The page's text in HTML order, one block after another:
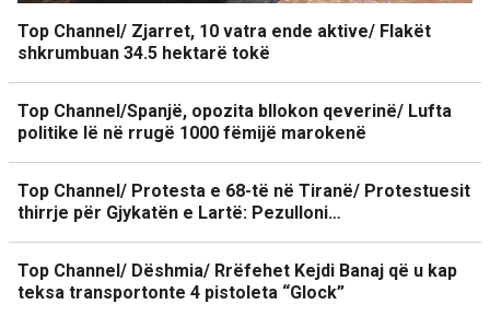
Top Channel/ Zjarret, 10 vatra ende aktive/ Flakët
shkrumbuan 34.5 hektarë tokë
Top Channel/Spanjë, opozita bllokon qeverinë/ Lufta
politike lë në rrugë 1000 fëmijë marokenë
Top Channel/ Protesta e 68-të në Tiranë/ Protestuesit
thirrje për Gjykatën e Lartë: Pezulloni…
Top Channel/ Dëshmia/ Rrëfehet Kejdi Banaj që u kap
teksa transportonte 4 pistoleta “Glock”